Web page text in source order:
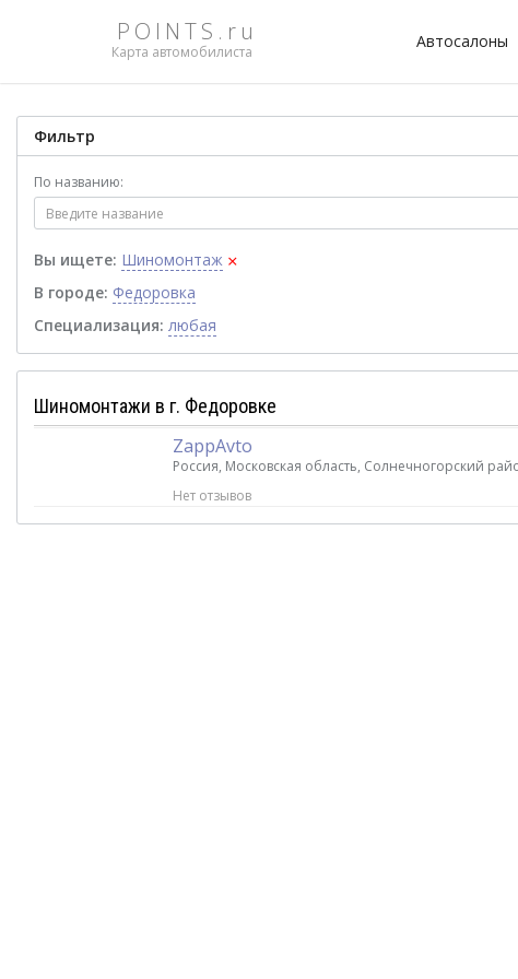
POINTS.ru
Карта автомобилиста
Автосалоны
Фильтр
По названию:
Вы ищете: Шиномонтаж ×
В городе: Федоровка
Специализация: любая
Шиномонтажи в г. Федоровке
ZappAvto
Россия, Московская область, Солнечногорский
Нет отзывов